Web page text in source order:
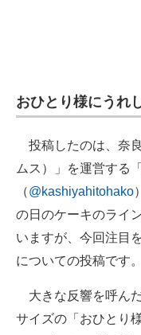
製造業のIT導入・活用
エレクトロニクス専門
電子設計の基本と応用
エネルギーの専門メデ
建設×テクノロジーの最
ちょっと気になるネッ
おひとり様にうれ
投稿したのは、奈
ムス）」を運営する「
（@kashiyahitohako
の日のケーキのライ
いますが、今回注目
についての投稿です。
大きな反響を呼ん
サイズの「おひとり